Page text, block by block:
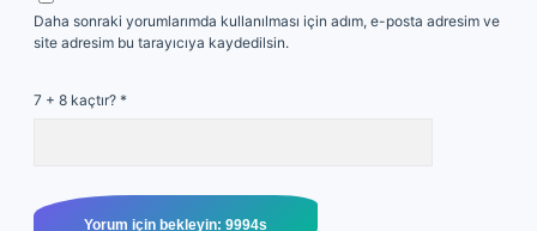
Daha sonraki yorumlarımda kullanılması için adım, e-posta adresim ve
site adresim bu tarayıcıya kaydedilsin.
7 + 8 kaçtır? *